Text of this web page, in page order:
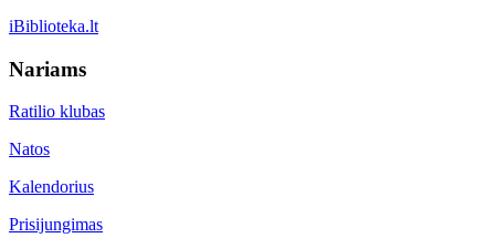
iBiblioteka.lt
Nariams
Ratilio klubas
Natos
Kalendorius
Prisijungimas